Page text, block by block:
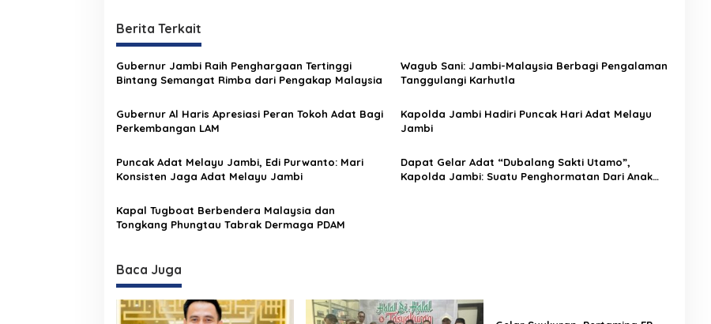
g
a
s
i
p
o
s
Berita Terkait
Gubernur Jambi Raih Penghargaan Tertinggi
Bintang Semangat Rimba dari Pengakap Malaysia
Wagub Sani: Jambi-Malaysia Berbagi Pengalaman
Tanggulangi Karhutla
Gubernur Al Haris Apresiasi Peran Tokoh Adat Bagi
Perkembangan LAM
Kapolda Jambi Hadiri Puncak Hari Adat Melayu
Jambi
Puncak Adat Melayu Jambi, Edi Purwanto: Mari
Konsisten Jaga Adat Melayu Jambi
Dapat Gelar Adat “Dubalang Sakti Utamo”,
Kapolda Jambi: Suatu Penghormatan Dari Anak
Kapal Tugboat Berbendera Malaysia dan
Tongkang Phungtau Tabrak Dermaga PDAM
Baca Juga